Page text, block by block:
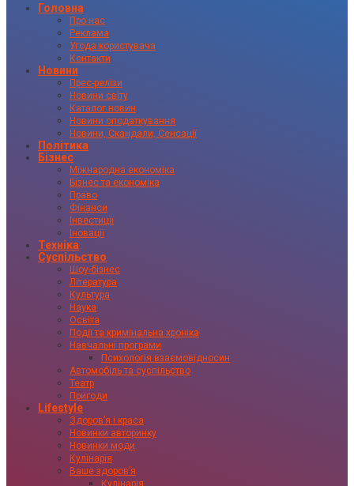
Головна
Про нас
Реклама
Угода користувача
Контакти
Новини
Прес-релізи
Новини світу
Каталог новин
Новини оподаткування
Новини, Скандали, Сенсації
Політика
Бізнес
Міжнародна економіка
Бізнес та економіка
Право
Фінанси
Інвестиції
Іновації
Техніка
Суспільство
Шоу-бізнес
Література
Культура
Наука
Освіта
Події та кримінальна хроніка
Навчальні програми
Психологія взаємовідносин
Автомобіль та суспільство
Театр
Пригоди
Lifestyle
Здоровʼя і краса
Новинки авторинку
Новинки моди
Кулінарія
Ваше здоровʼя
Кулінарія